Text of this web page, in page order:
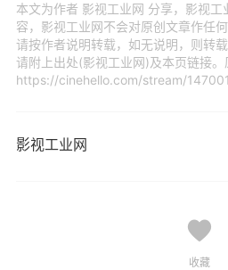
本文为作者 影视工业网 分享，影视
容，影视工业网不会对原创文章作任
请按作者说明转载，如无说明，则转
请附上出处(影视工业网)及本页链接。
https://cinehello.com/stream/147001
影视工业网
收藏